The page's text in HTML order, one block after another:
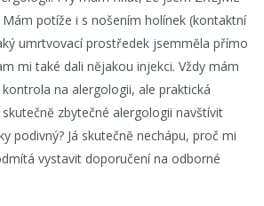
Mám potíže i s nošením holínek (kontaktní
umrtvovací prostředek jsemmĕla přímo
mi také dali nĕjakou injekci. Vždy mám
na alergologii, ale praktická
zbytečné alergologii navštívit
podivný? Já skutečnĕ nechápu, proč mi
vystavit doporučení na odborné